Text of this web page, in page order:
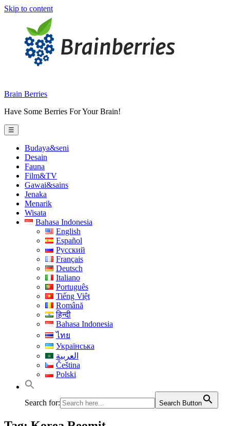
Skip to content
Brain Berries
Have Some Berries For Your Brain!
☰
Budaya&seni
Desain
Fauna
Film&TV
Gawai&sains
Jenaka
Menarik
Wisata
Bahasa Indonesia
English
Español
Русский
Français
Deutsch
Italiano
Português
Tiếng Việt
Română
हिन्दी
Bahasa Indonesia
ไทย
Українська
العربية
Čeština
Polski
Search for: Search Button